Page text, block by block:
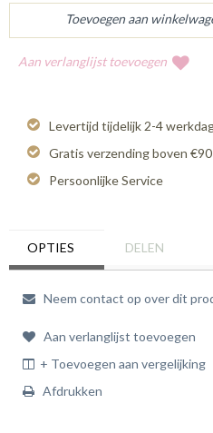
Aan verlanglijst toevoegen
Levertijd tijdelijk 2-4
Gratis verzending boven €90
Persoonlijke Service
OPTIES DELEN
Neem contact op over dit
Aan verlanglijst toevoegen
+ Toevoegen aan vergelijking
Afdrukken